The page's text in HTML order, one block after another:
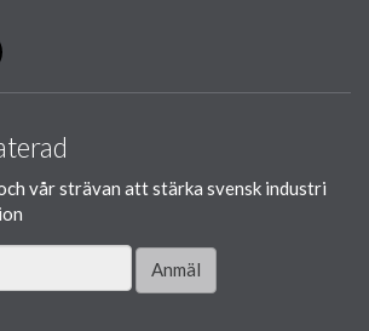
vår strävan att stärka svensk industri
Anmäl